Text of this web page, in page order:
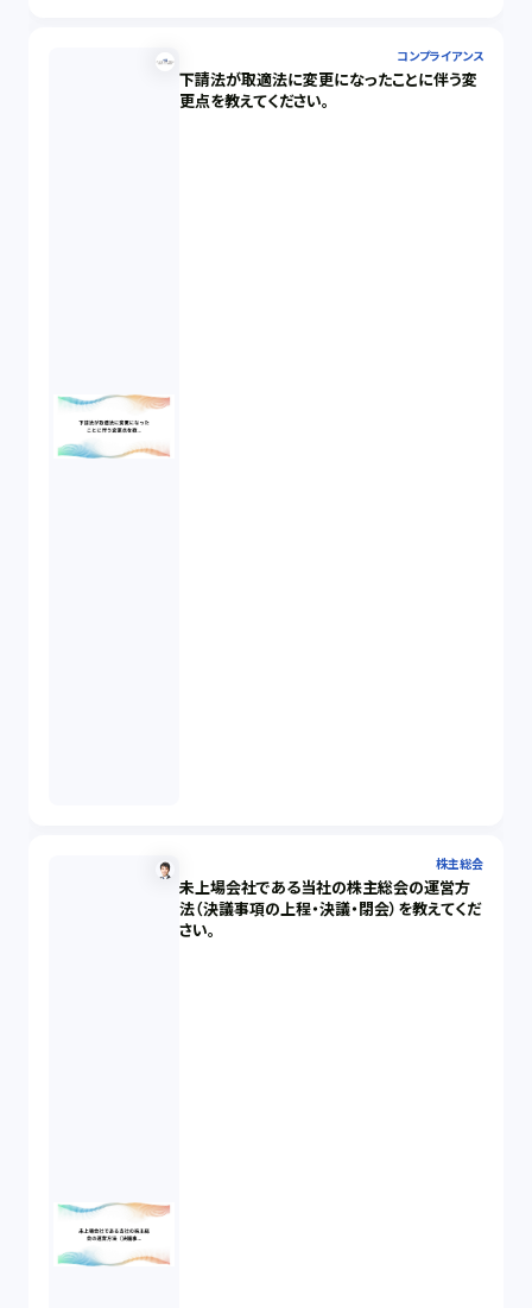
コンプライアンス
下請法が取適法に変更になったことに伴う変
更点を教えてください。
株主総会
未上場会社である当社の株主総会の運営方
法（決議事項の上程・決議・閉会）を教えてくだ
さい。